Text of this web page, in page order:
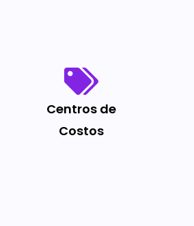
Centros de
Costos